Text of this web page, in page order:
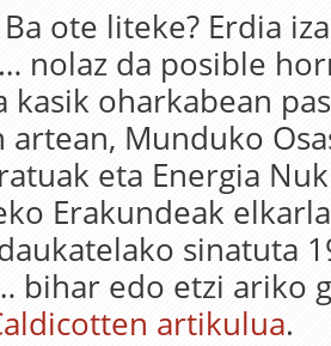
ote liteke? Erdia
nolaz da posible
kasik oharkabean
artean, Munduko
eta Energia
Erakundeak
sinatuta
bihar edo etzi ariko
artikulua.